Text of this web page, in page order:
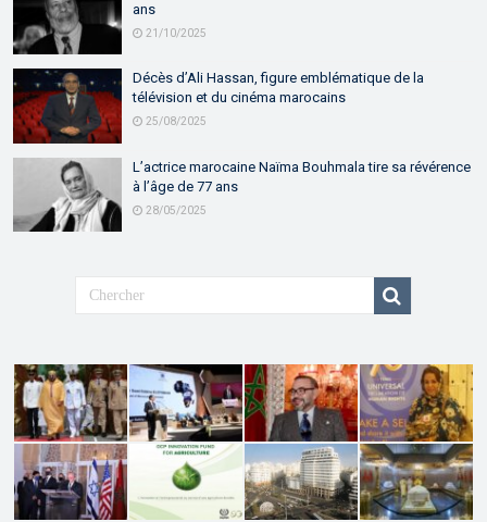
ans
21/10/2025
Décès d’Ali Hassan, figure emblématique de la
télévision et du cinéma marocains
25/08/2025
L’actrice marocaine Naïma Bouhmala tire sa révérence
à l’âge de 77 ans
28/05/2025